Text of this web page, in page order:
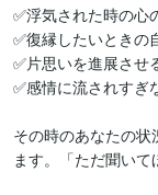
✅浮気された時の心
✅復縁したいときの
✅片思いを進展させ
✅感情に流されすぎ
その時のあなたの
ます。「ただ聞いて